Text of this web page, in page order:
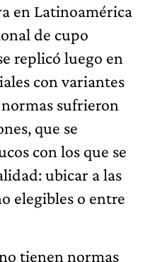
en Latinoamérica
de cupo
replicó luego en
con variantes
sufrieron
que se
con los que se
ubicar a las
elegibles o entre
tienen normas